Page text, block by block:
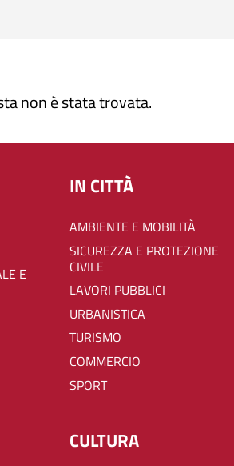
non è stata trovata.
IN CITTÀ
AMBIENTE E MOBILITÀ
SICUREZZA E PROTEZIONE
CIVILE
LAVORI PUBBLICI
URBANISTICA
TURISMO
COMMERCIO
SPORT
CULTURA